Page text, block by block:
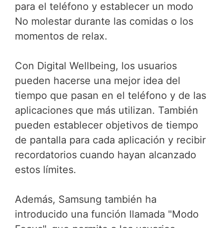
para el teléfono y establecer un modo
No molestar durante las comidas o los
momentos de relax.
Con Digital Wellbeing, los usuarios
pueden hacerse una mejor idea del
tiempo que pasan en el teléfono y de las
aplicaciones que más utilizan. También
pueden establecer objetivos de tiempo
de pantalla para cada aplicación y recibir
recordatorios cuando hayan alcanzado
estos límites.
Además, Samsung también ha
introducido una función llamada "Modo